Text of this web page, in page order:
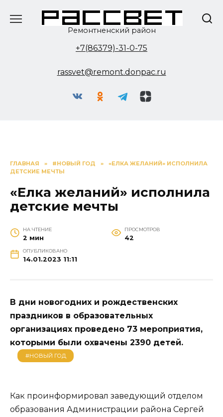
Ремонтненский район
+7(86379)-31-0-75
rassvet@remont.donpac.ru
ГЛАВНАЯ » #НОВЫЙ ГОД »
«ЕЛКА ЖЕЛАНИЙ» ИСПОЛНИЛА
ДЕТСКИЕ МЕЧТЫ
«Елка желаний» исполнила
детские мечты
НА ЧТЕНИЕ
2 мин
ПРОСМОТРОВ
42
ОПУБЛИКОВАНО
14.01.2023 11:11
В дни новогодних и рождественских
праздников в образовательных
организациях проведено 73 мероприятия,
которыми были охвачены 2390 детей.
#НОВЫЙ ГОД
Как проинформировал заведующий отделом
образования Администрации района Сергей